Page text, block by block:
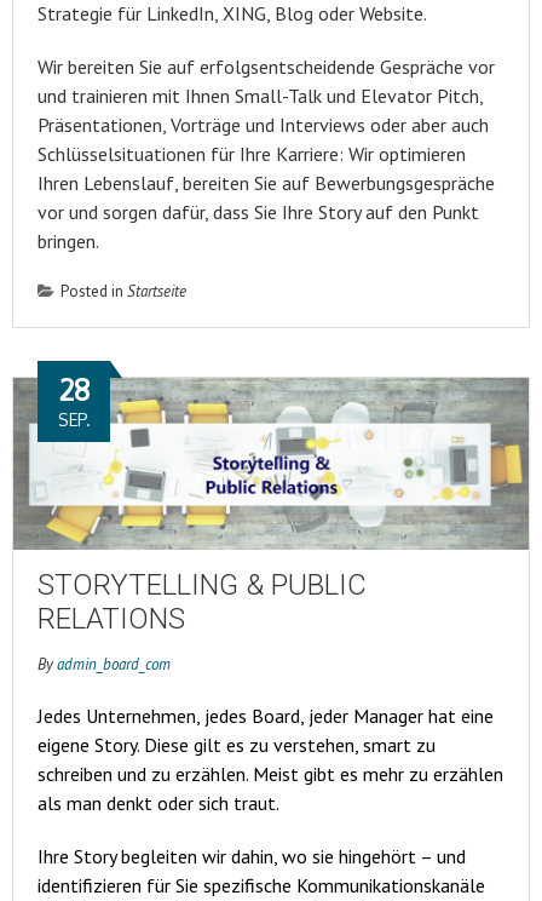
Strategie für LinkedIn, XING, Blog oder Website.
Wir bereiten Sie auf erfolgsentscheidende Gespräche vor
und trainieren mit Ihnen Small-Talk und Elevator Pitch,
Präsentationen, Vorträge und Interviews oder aber auch
Schlüsselsituationen für Ihre Karriere: Wir optimieren
Ihren Lebenslauf, bereiten Sie auf Bewerbungsgespräche
vor und sorgen dafür, dass Sie Ihre Story auf den Punkt
bringen.
Posted in Startseite
STORYTELLING & PUBLIC
RELATIONS
28
SEP.
Byadmin_board_com
Jedes Unternehmen, jedes Board, jeder Manager hat eine
eigene Story. Diese gilt es zu verstehen, smart zu
schreiben und zu erzählen. Meist gibt es mehr zu erzählen
als man denkt oder sich traut.
Ihre Story begleiten wir dahin, wo sie hingehört – und
identifizieren für Sie spezifische Kommunikationskanäle